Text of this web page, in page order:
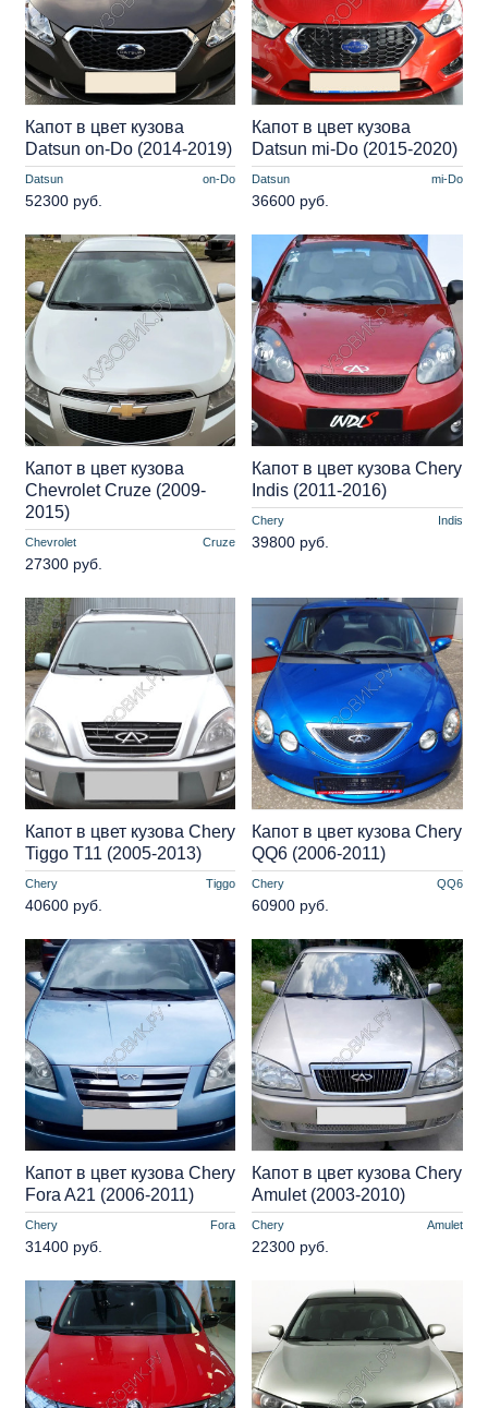
Datsun on-Do
Капот в цвет кузова
Datsun on-Do (2014-2019)
52300 руб.
Datsun mi-Do
Капот в цвет кузова
Datsun mi-Do (2015-2020)
36600 руб.
Chevrolet Cruze
Капот в цвет кузова
Chevrolet Cruze (2009-
2015)
27300 руб.
Chery Indis
Капот в цвет кузова Chery
Indis (2011-2016)
39800 руб.
Chery Tiggo
Капот в цвет кузова Chery
Tiggo T11 (2005-2013)
40600 руб.
Chery QQ6
Капот в цвет кузова Chery
QQ6 (2006-2011)
60900 руб.
Chery Fora
Капот в цвет кузова Chery
Fora A21 (2006-2011)
31400 руб.
Chery Amulet
Капот в цвет кузова Chery
Amulet (2003-2010)
22300 руб.